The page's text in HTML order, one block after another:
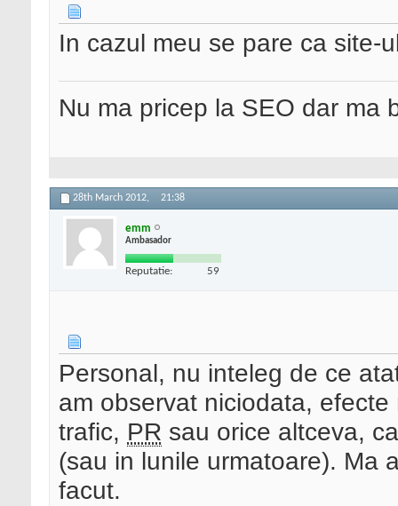
In cazul meu se pare ca site-
Nu ma pricep la SEO dar ma
28th March 2012, 21:38
emm
Ambasador
Reputatie: 59
Personal, nu inteleg de ce
am observat niciodata,
trafic, PR sau orice altceva,
(sau in lunile urmatoare). Ma
facut.